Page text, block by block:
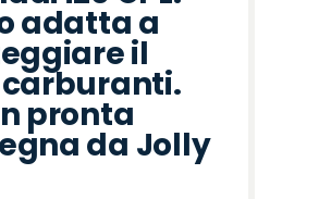
adatta a
il
pronta
da Jolly